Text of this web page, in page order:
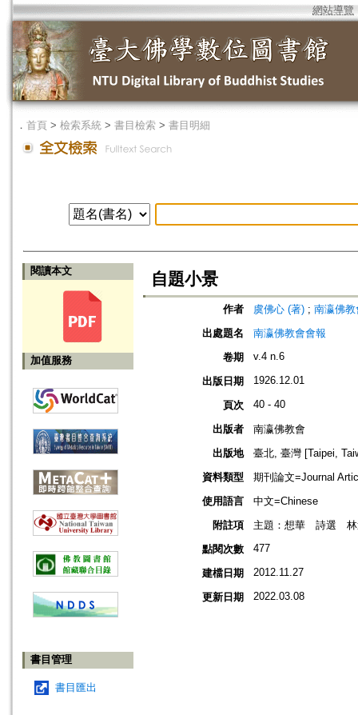
網站導覽
． 首頁 > 檢索系統 > 書目檢索 > 書目明細
閱讀本文
加值服務
書目管理
書目匯出
自題小景
作者 虞佛心 (著) ; 南瀛佛
出處題名
南瀛佛教會會報
卷期
v.4 n.6
出版日期 1926.12.01
頁次 40 - 40
出版者
南瀛佛教會
出版地
臺北, 臺灣 [Taipei,
資料類型
期刊論文=Journal
使用語言
中文=Chinese
附註項
主題：想華 詩選 林
點閱次數
477
建檔日期 2012.11.27
更新日期 2022.03.08